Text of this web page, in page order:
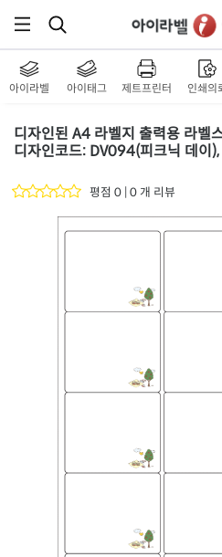
아이라벨 아이태그 제트프린터 인쇄의
디자인된 A4 라벨지 출력용 라벨
디자인코드: DV094(피크닉 데
평점 0 | 0 개 리뷰